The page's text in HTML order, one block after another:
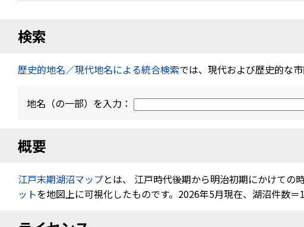
検索
歴史的地名／現代地名による統合検索では、現代および歴史的な
地名（の一部）を入力：
概要
江戸末期湖沼マップとは、 江戸時代後期から明治初期にかけての
ットを地図上に可視化したものです。2026年5月現在、湖沼件数＝